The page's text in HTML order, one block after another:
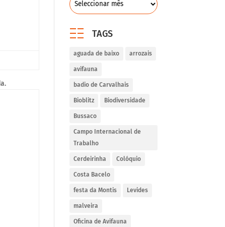
TAGS
aguada de baixo arrozais
avifauna
badio de Carvalhais
Bioblitz Biodiversidade
Bussaco
Campo Internacional de
Trabalho
Cerdeirinha Colóquio
Costa Bacelo
festa da Montis Levides
malveira
Oficina de Avifauna